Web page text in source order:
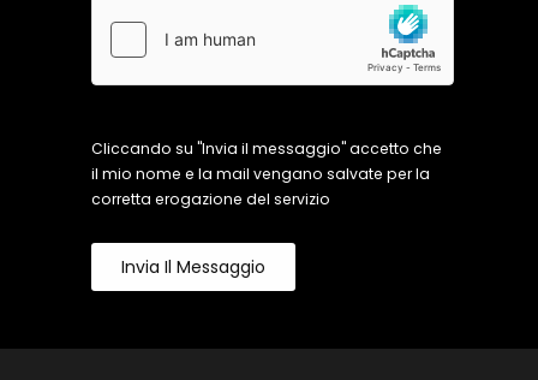
Cliccando su "Invia il messaggio" accetto che
il mio nome e la mail vengano salvate per la
corretta erogazione del servizio
Invia Il Messaggio